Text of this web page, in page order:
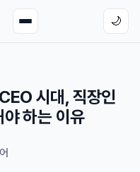
🌙
시대, 직장인
하는 이유